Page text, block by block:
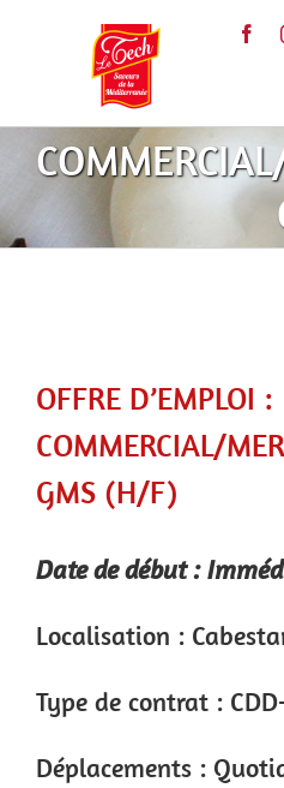
OFFRE D’EMPLOI :
COMMERCIAL/
GMS (H/F)
Date de début :
Localisation :
Type de contrat :
Déplacements :